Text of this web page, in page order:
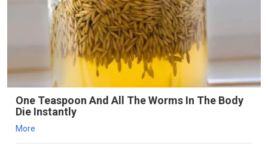
One Teaspoon And All The Worms In The Body
Die Instantly
More